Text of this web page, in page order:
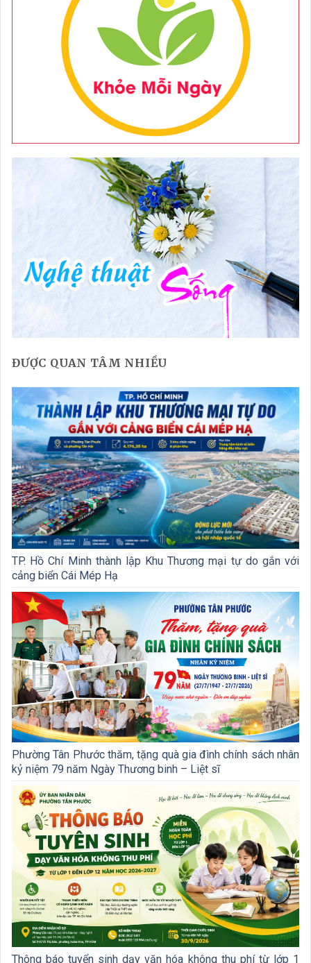
ĐƯỢC QUAN TÂM NHIỀU
TP. Hồ Chí Minh thành lập Khu Thương mại tự do gắn với
cảng biển Cái Mép Hạ
Phường Tân Phước thăm, tặng quà gia đình chính sách nhân
kỷ niệm 79 năm Ngày Thương binh – Liệt sĩ
Thông báo tuyển sinh dạy văn hóa không thu phí từ lớp 1